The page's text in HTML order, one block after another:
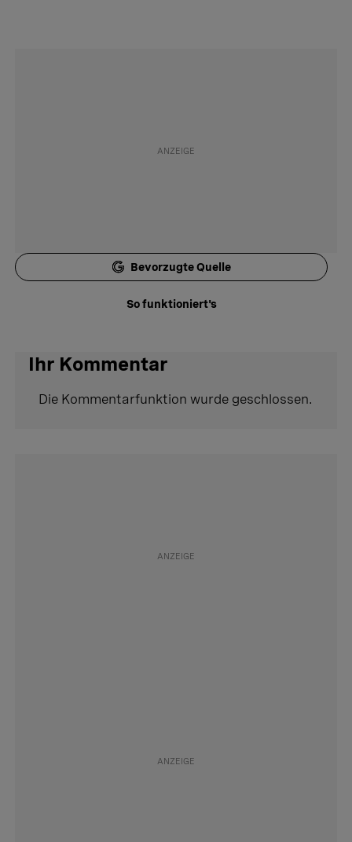
Bevorzugte Quelle
So funktioniert's
Ihr Kommentar
Die Kommentarfunktion wurde geschlossen.